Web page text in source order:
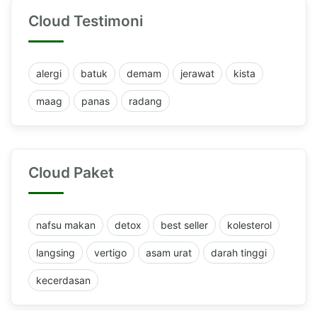
Cloud Testimoni
alergi batuk demam jerawat kista
maag panas radang
Cloud Paket
nafsu makan detox best seller kolesterol
langsing vertigo asam urat darah tinggi
kecerdasan